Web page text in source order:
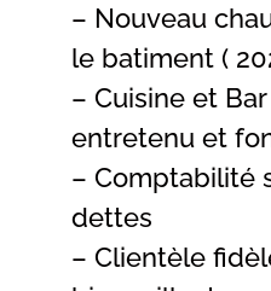
– Nouveau
le batiment (
– Cuisine et
entretenu et
– Comptabilité
dettes
– Clientèle